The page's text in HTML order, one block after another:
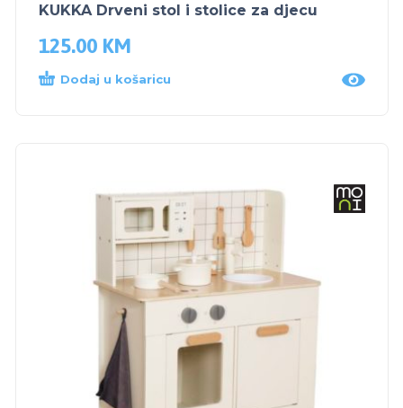
KUKKA Drveni stol i stolice za djecu
125.00 KM
Dodaj u košaricu